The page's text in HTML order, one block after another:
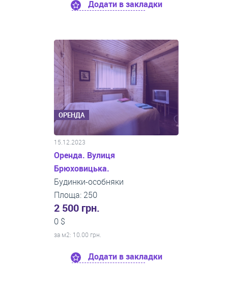
Додати в закладки
ОРЕНДА
15.12.2023
Оренда. Вулиця
Брюховицька.
Будинки-особняки
Площа: 250
2 500 грн.
0 $
за м2: 10.00 грн.
Додати в закладки